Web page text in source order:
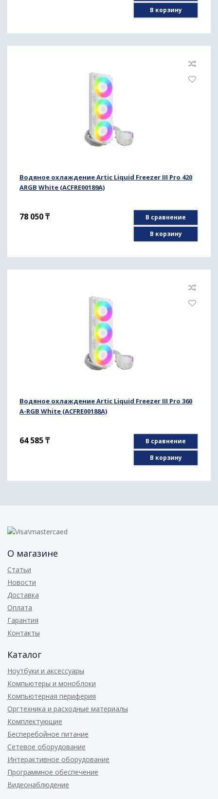
В корзину
Водяное охлаждение Artic Liquid Freezer III Pro 420
ARGB White (ACFRE00189A)
78 050₸
В сравнение
В корзину
Водяное охлаждение Artic Liquid Freezer III Pro 360
A-RGB White (ACFRE00188A)
64 585₸
В сравнение
В корзину
О магазине
Статьи
Новости
Доставка
Оплата
Гарантия
Контакты
Каталог
Ноутбуки и аксессуары
Компьютеры и моноблоки
Компьютерная периферия
Оргтехника и расходные материалы
Комплектующие
Бесперебойное питание
Сетевое оборудование
Интерактивное оборудование
Программное обеспечение
Видеонаблюдение